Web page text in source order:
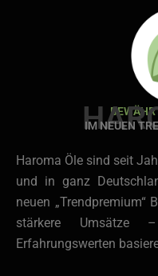
IM NEUEN
Haroma Öle sind seit
und in ganz
neuen „Trendpremium“
stärkere
Erfahrungswerten